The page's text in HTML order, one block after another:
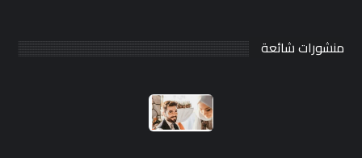
منشورات شائعة